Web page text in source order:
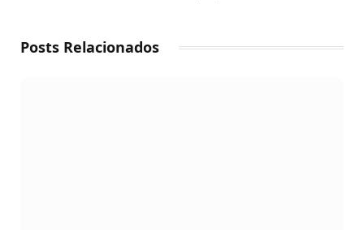
Posts Relacionados